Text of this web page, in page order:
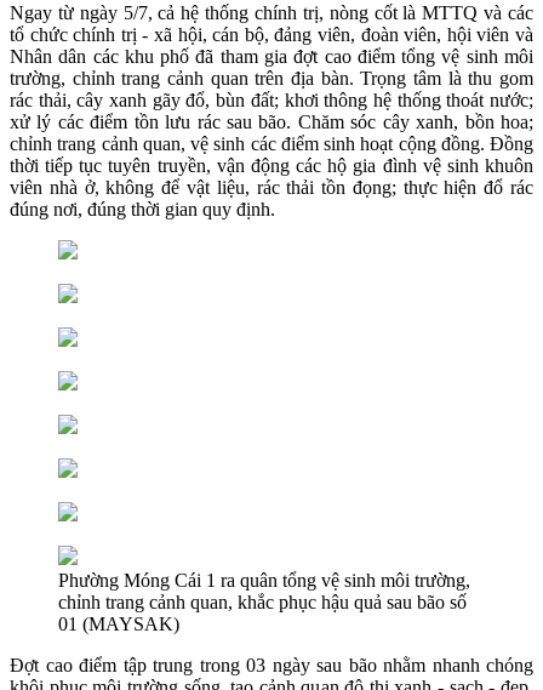
Ngay từ ngày 5/7, cả hệ thống chính trị, nòng cốt là MTTQ và các
tổ chức chính trị - xã hội, cán bộ, đảng viên, đoàn viên, hội viên và
Nhân dân các khu phố đã tham gia đợt cao điểm tổng vệ sinh môi
trường, chỉnh trang cảnh quan trên địa bàn. Trọng tâm là thu gom
rác thải, cây xanh gãy đổ, bùn đất; khơi thông hệ thống thoát nước;
xử lý các điểm tồn lưu rác sau bão. Chăm sóc cây xanh, bồn hoa;
chỉnh trang cảnh quan, vệ sinh các điểm sinh hoạt cộng đồng. Đồng
thời tiếp tục tuyên truyền, vận động các hộ gia đình vệ sinh khuôn
viên nhà ở, không để vật liệu, rác thải tồn đọng; thực hiện đổ rác
đúng nơi, đúng thời gian quy định.
Phường Móng Cái 1 ra quân tổng vệ sinh môi trường,
chỉnh trang cảnh quan, khắc phục hậu quả sau bão số
01 (MAYSAK)
Đợt cao điểm tập trung trong 03 ngày sau bão nhằm nhanh chóng